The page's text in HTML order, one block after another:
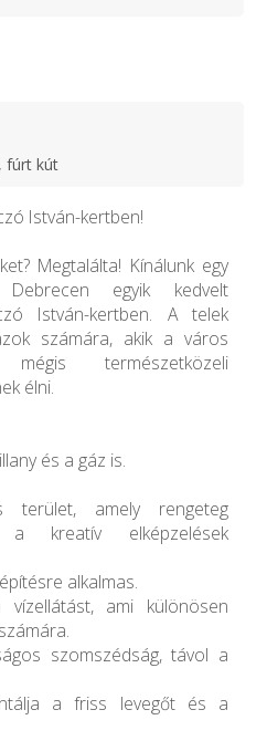
fúrt kút
István-kertben!
Megtalálta! Kínálunk egy
egyik kedvelt
István-kertben. A telek
számára, akik a város
természetközeli
élni.
és a gáz is.
terület, amely rengeteg
a kreatív elképzelések
alkalmas.
ami különösen
szomszédság, távol a
a friss levegőt és a